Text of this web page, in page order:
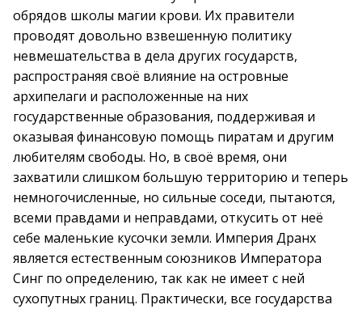
обрядов школы магии крови. Их правители
проводят довольно взвешенную политику
невмешательства в дела других государств,
распространяя своё влияние на островные
архипелаги и расположенные на них
государственные образования, поддерживая и
оказывая финансовую помощь пиратам и другим
любителям свободы. Но, в своё время, они
захватили слишком большую территорию и теперь
немногочисленные, но сильные соседи, пытаются,
всеми правдами и неправдами, откусить от неё
себе маленькие кусочки земли. Империя Дранх
является естественным союзников Императора
Синг по определению, так как не имеет с ней
сухопутных границ. Практически, все государства